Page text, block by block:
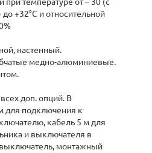
+32°С и относительной
настенный.
медно-алюминиевые.
доп. опций. В
для подключения к
кабель 5 м для
и выключателя в
монтажный